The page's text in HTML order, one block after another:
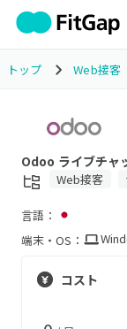
トップ Web接客
Odoo ライブチャ
Web接客
言語：
端末・OS：
コスト